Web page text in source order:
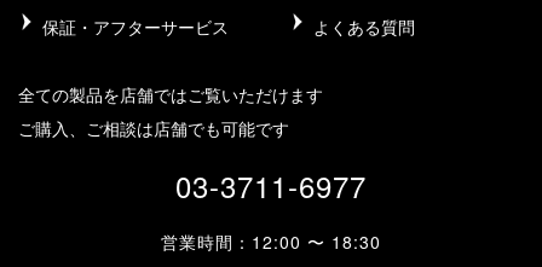
保証・アフターサービス
よくある質問
全ての製品を店舗ではご覧いただけます
ご購入、ご相談は店舗でも可能です
03-3711-6977
営業時間：12:00 〜 18:30